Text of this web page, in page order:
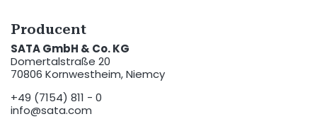
Producent
SATA GmbH & Co. KG
Domertalstraße 20
70806 Kornwestheim, Niemcy
+49 (7154) 811 - 0
info@sata.com